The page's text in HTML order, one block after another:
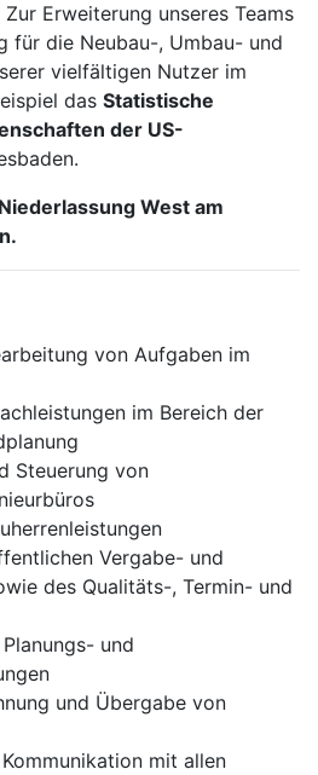
Erweiterung unseres Teams
für die Neubau-, Umbau- und
vielfältigen Nutzer im
das Statistische
der US-
West am
von Aufgaben im
im Bereich der
Steuerung von
Vergabe- und
des Qualitäts-, Termin- und
und
und Übergabe von
mit allen